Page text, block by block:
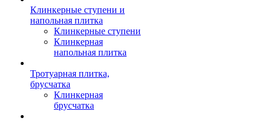
Клинкерные ступени и
напольная плитка
Клинкерные ступени
Клинкерная
напольная плитка
Тротуарная плитка,
брусчатка
Клинкерная
брусчатка